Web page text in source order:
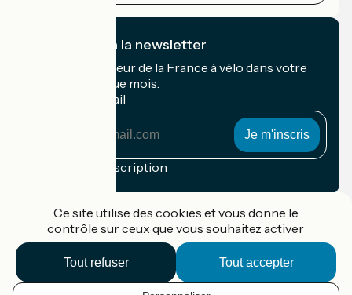
Je m'abonne à la newsletter
Recevez le meilleur de la France à vélo dans votre
boîte mail chaque mois.
Mon adresse mail
Conditions d'inscription
Accueil Vélo Pro
Contact
Ce site utilise des cookies et vous donne le
contrôle sur ceux que vous souhaitez activer
Tout accepter
Tout refuser